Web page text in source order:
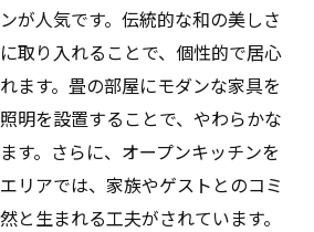
が人気です。伝統的な和の美しさ
取り入れることで、個性的で居心
ます。畳の部屋にモダンな家具を
明を設置することで、やわらかな
す。さらに、オープンキッチンを
リアでは、家族やゲストとのコミ
と生まれる工夫がされています。